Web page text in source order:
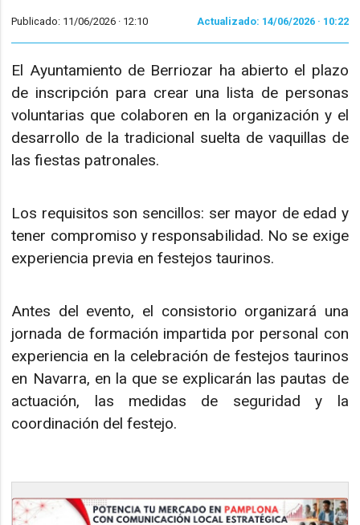
Publicado: 11/06/2026 · 12:10 Actualizado: 14/06/2026 · 10:22
El Ayuntamiento de Berriozar ha abierto el plazo
de inscripción para crear una lista de personas
voluntarias que colaboren en la organización y el
desarrollo de la tradicional suelta de vaquillas de
las fiestas patronales.
Los requisitos son sencillos: ser mayor de edad y
tener compromiso y responsabilidad. No se exige
experiencia previa en festejos taurinos.
Antes del evento, el consistorio organizará una
jornada de formación impartida por personal con
experiencia en la celebración de festejos taurinos
en Navarra, en la que se explicarán las pautas de
actuación, las medidas de seguridad y la
coordinación del festejo.